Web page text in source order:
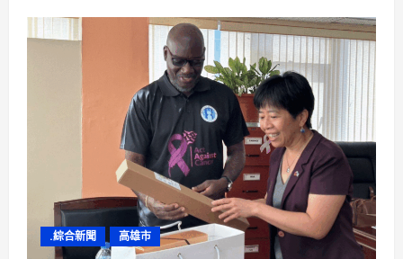
利
用
台
灣
的
民
主
法
治
傷
.綜合新聞 高雄市